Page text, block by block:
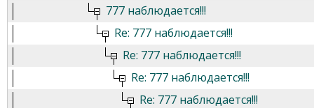
777 наблюдается!!!
Re: 777 наблюдается!!!
Re: 777 наблюдается!!!
Re: 777 наблюдается!!!
Re: 777 наблюдается!!!